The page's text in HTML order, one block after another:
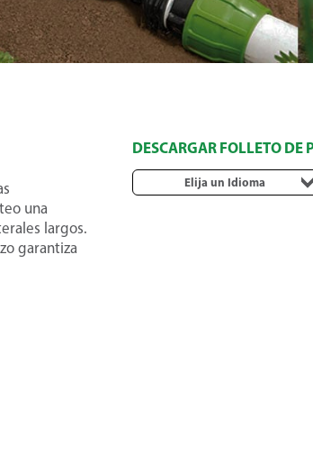
una
largos.
garantiza
DESCARGAR FOLLETO DE
Elija un Idioma